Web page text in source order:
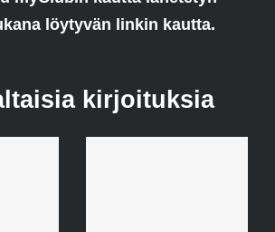
löytyvän linkin kautta.
kirjoituksia